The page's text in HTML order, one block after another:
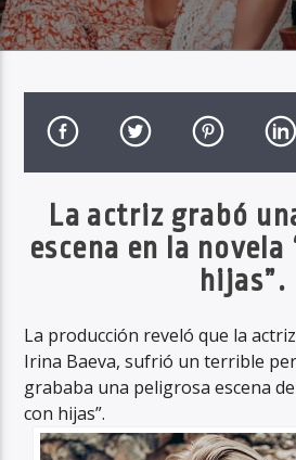
PROGRAMA ACTUAL
Haahil FM
La actriz grabó
escena en la
hijas”.
La producción reveló que la
Irina Baeva, sufrió un terrible
grababa una peligrosa escena
con hijas”.